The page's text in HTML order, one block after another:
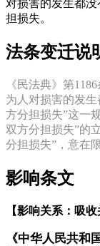
对损害的发生都
担损失。
法条变迁说
《民法典》第
为人对损害的发
方分担损失”这一
双方分担损失”的
分担损失”，意在
影响条文
【影响关系：吸收
《中华人民共和